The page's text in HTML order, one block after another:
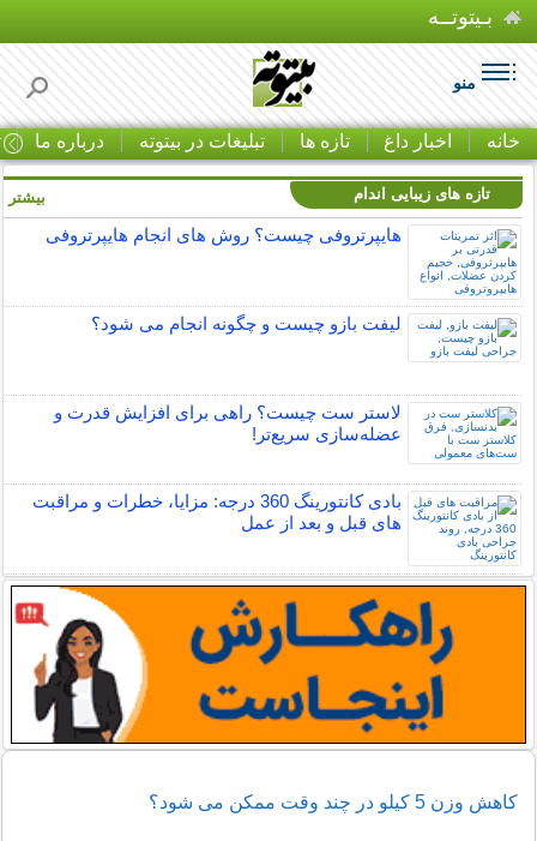
بـیتوتــه
منو
خانه اخبار داغ تازه ها تبلیغات در بیتوته درباره ما
تازه های زیبایی اندام
هایپرتروفی چیست؟ روش های انجام هایپرتروفی
لیفت بازو چیست و چگونه انجام می شود؟
لاستر ست چیست؟ راهی برای افزایش قدرت و
عضله‌سازی سریع‌تر!
بادی کانتورینگ 360 درجه: مزایا، خطرات و مراقبت
های قبل و بعد از عمل
بیشتر
کاهش وزن 5 کیلو در چند وقت ممکن می شود؟